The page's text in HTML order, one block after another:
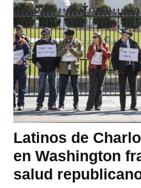
Latinos de
en Washington
salud